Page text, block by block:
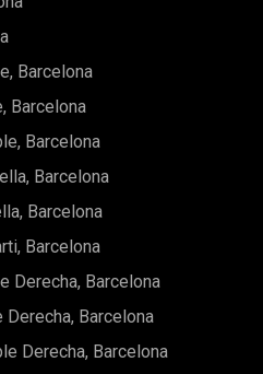
d'alt rendiment. Situat
d'Espanya, és a prop de
Preu: 960.000 €
— on cada detall
o registre, honoraris
(si escau).
Barcelona
Barcelona
Barcelona
Barcelona
Barcelona
Barcelona
Derecha, Barcelona
Barcelona
Derecha, Barcelona